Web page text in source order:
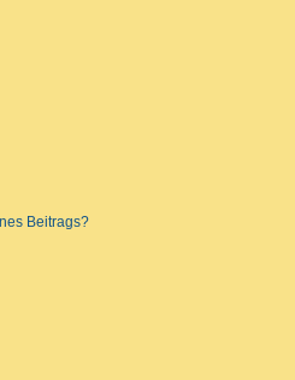
Beitrags?